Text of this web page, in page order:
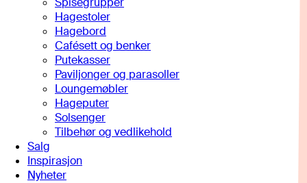
Hagestoler
Hagebord
Cafésett og benker
Putekasser
Paviljonger og parasoller
Loungemøbler
Hageputer
Solsenger
Tilbehør og vedlikehold
Salg
Inspirasjon
Nyheter